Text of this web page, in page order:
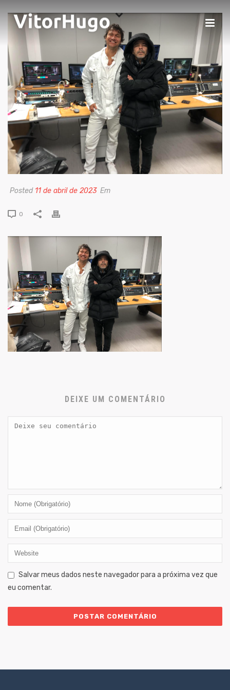
Posted 11 de abril de 2023 Em
0
DEIXE UM COMENTÁRIO
Salvar meus dados neste navegador para a próxima vez que
eu comentar.